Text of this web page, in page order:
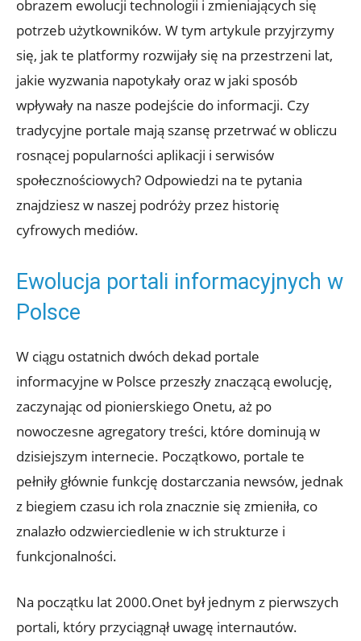
obrazem ewolucji technologii i zmieniających się
potrzeb użytkowników. W tym artykule przyjrzymy
się, jak te platformy rozwijały się na przestrzeni lat,
jakie wyzwania napotykały oraz w jaki sposób
wpływały na nasze podejście do informacji. Czy
tradycyjne portale mają szansę przetrwać w obliczu
rosnącej popularności aplikacji i serwisów
społecznościowych? Odpowiedzi na te pytania
znajdziesz w naszej podróży przez historię
cyfrowych mediów.
Ewolucja portali informacyjnych w
Polsce
W ciągu ostatnich dwóch dekad portale
informacyjne w Polsce przeszły znaczącą ewolucję,
zaczynając od pionierskiego Onetu, aż po
nowoczesne agregatory treści, które dominują w
dzisiejszym internecie. Początkowo, portale te
pełniły głównie funkcję dostarczania newsów, jednak
z biegiem czasu ich rola znacznie się zmieniła, co
znalazło odzwierciedlenie w ich strukturze i
funkcjonalności.
Na początku lat 2000.Onet był jednym z pierwszych
portali, który przyciągnął uwagę internautów.